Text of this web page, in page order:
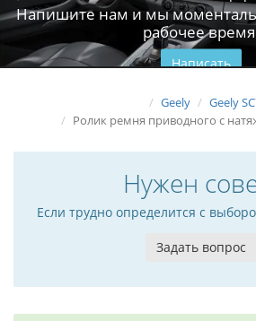
Напишите нам и мы
рабочее
Написать
Geely
Geely
Ролик ремня приводного с
Нужен
Если трудно определится с
Задать вопрос